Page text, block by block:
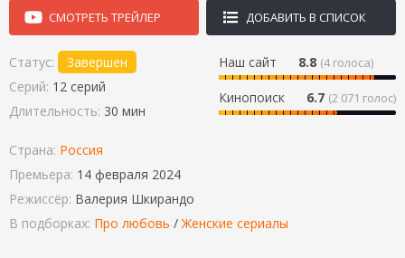
СМОТРЕТЬ ТРЕЙЛЕР ДОБАВИТЬ В СПИСОК
Наш сайт 8.8 (4голоса)
Кинопоиск 6.7 (2 071 голос)
Статус:
Завершен
Серий: 12 серий
Длительность: 30 мин
Страна: Россия
Премьера: 14 февраля 2024
Режиссёр: Валерия Шкирандо
В подборках: Про любовь / Женские сериалы